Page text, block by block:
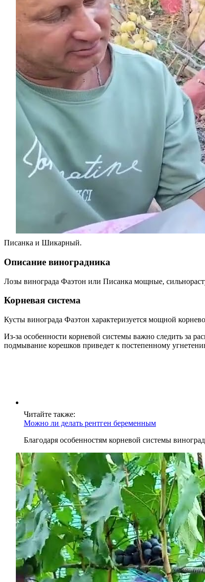
Писанка и Шикарный.
Описание виноградника
Лозы винограда Фаэтон или Писанка мощные,
Корневая система
Кусты винограда Фаэтон характеризуется мощной
Из-за особенности корневой системы важно следить за
подмывание корешков приведет к постепенному
Читайте также:
Можно ли делать рентген беременным
Благодаря особенностям корневой системы